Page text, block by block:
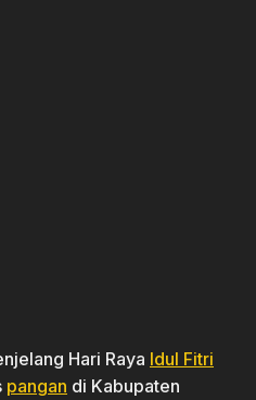
Hari Raya Idul Fitri
pangan di Kabupaten